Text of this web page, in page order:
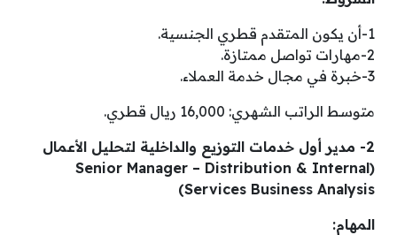
1-أن يكون المتقدم قطري الجنسية.
2-مهارات تواصل ممتازة.
3-خبرة في مجال خدمة العملاء.
متوسط الراتب الشهري: 16,000 ريال قطري.
2- مدير أول خدمات التوزيع والداخلية لتحليل الأعمال
(Senior Manager – Distribution & Internal
Services Business Analysis)
المهام: